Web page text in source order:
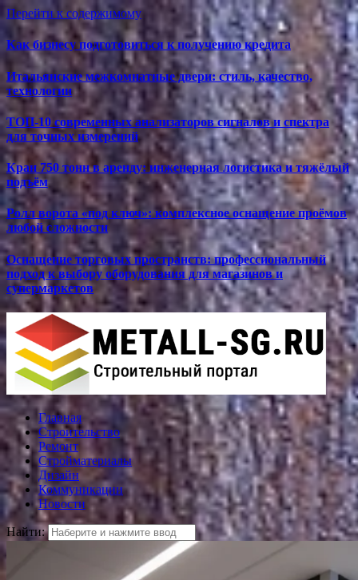
Перейти к содержимому
Как бизнесу подготовиться к получению кредита
Итальянские межкомнатные двери: стиль, качество,
технологии
ТОП-10 современных анализаторов сигналов и спектра
для точных измерений
Кран 750 тонн в аренду: инженерная логистика и тяжёлый
подъём
Ролл ворота «под ключ»: комплексное оснащение проёмов
любой сложности
Оснащение торговых пространств: профессиональный
подход к выбору оборудования для магазинов и
супермаркетов
Главная
Строительство
Ремонт
Стройматериалы
Дизайн
Коммуникации
Новости
Найти: